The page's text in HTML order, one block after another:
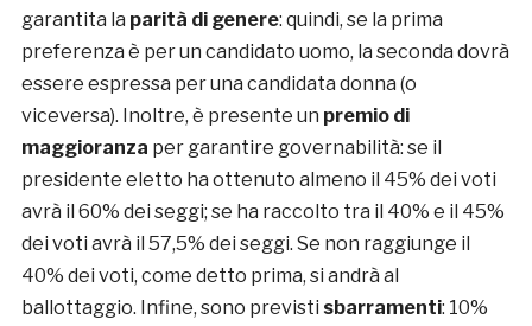
garantita la parità di genere: quindi, se la prima
preferenza è per un candidato uomo, la seconda dovrà
essere espressa per una candidata donna (o
viceversa). Inoltre, è presente un premio di
maggioranza per garantire governabilità: se il
presidente eletto ha ottenuto almeno il 45% dei voti
avrà il 60% dei seggi; se ha raccolto tra il 40% e il 45%
dei voti avrà il 57,5% dei seggi. Se non raggiunge il
40% dei voti, come detto prima, si andrà al
ballottaggio. Infine, sono previsti sbarramenti: 10%